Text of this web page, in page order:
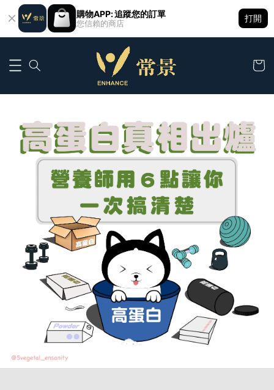
購物APP: 追蹤您的訂單
您信賴的商店
打開